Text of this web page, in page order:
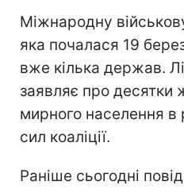
Міжнародну
яка почалася 19
вже кілька держав.
заявляє про десятки
мирного населення в
сил коаліції.
Раніше сьогодні